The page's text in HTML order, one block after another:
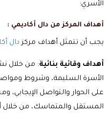
الأسري:
أهداف المركز من دال أكاديمي :
يجب أن تتمثل أهداف مركزدال
أهداف وقائية بنائية: من خلال
الأسرة السليمة، وشروط
على الحوار والتواصل الإيجابي،
المستقل والمتماسك، من خلال